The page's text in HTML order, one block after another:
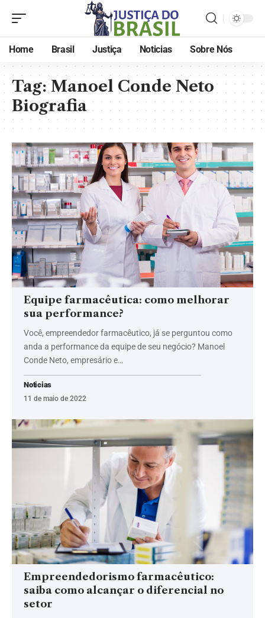
Home Brasil Justiça Noticias Sobre Nós
Tag:Manoel Conde Neto
Biografia
Equipe farmacêutica: como melhorar
sua performance?
Você, empreendedor farmacêutico, já se perguntou como
anda a performance da equipe de seu negócio? Manoel
Conde Neto, empresário e…
Noticias
11 de maio de 2022
Empreendedorismo farmacêutico:
saiba como alcançar o diferencial no
setor